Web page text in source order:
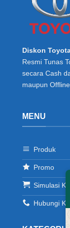
Diskon
Resmi Tunas
secara Cash
maupun
MENU
Produk
Promo
Simulasi
Hubungi